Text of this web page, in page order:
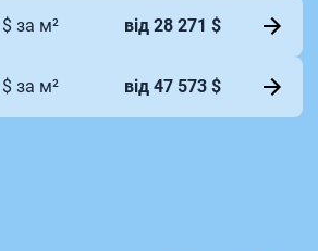
за м² від 28 271 $
за м² від 47 573 $